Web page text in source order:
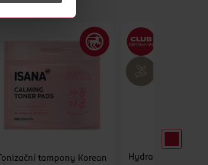
Tonizační tampony Korean
Hydratační